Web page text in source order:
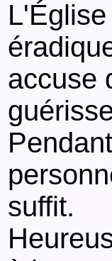
accuse
suffit.